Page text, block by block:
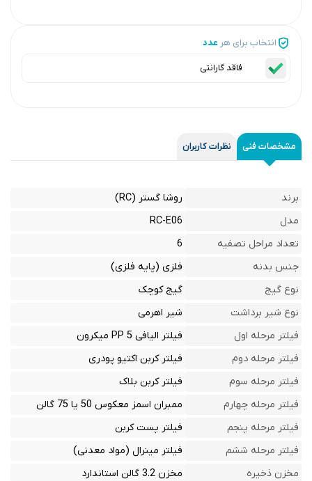
انتخاب برای هر عدد
فاقد گارانتی
مشخصات فنی نظرات کاربران
برند
روشا گستر (RC)
مدل
RC-E06
تعداد مراحل تصفیه
6
جنس بدنه
فلزی (پایه فلزی)
نوع گیج
گیج کوچک
نوع شیر برداشت
شیر اهرمی
فیلتر مرحله اول
فیلتر الیافی PP 5 میکرون
فیلتر مرحله دوم
فیلتر کربن اکتیو پودری
فیلتر مرحله سوم
فیلتر کربن بلاک
فیلتر مرحله چهارم
ممبران اسمز معکوس 50 یا 75 گالن
فیلتر مرحله پنجم
فیلتر پست کربن
فیلتر مرحله ششم
فیلتر مینرال (مواد معدنی)
مخزن ذخیره
مخزن 3.2 گالن استاندارد